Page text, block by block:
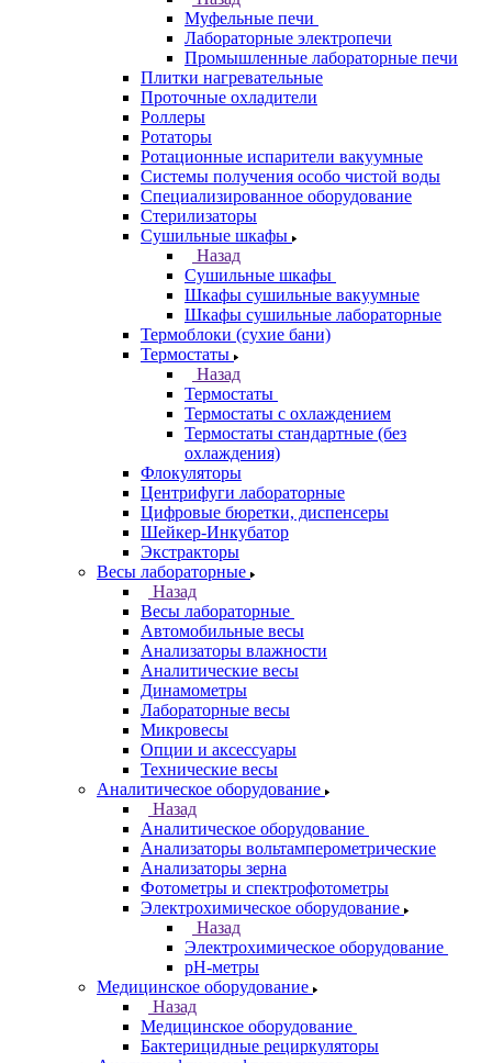
Муфельные печи
Лабораторные электропечи
Промышленные лабораторные печи
Плитки нагревательные
Проточные охладители
Роллеры
Ротаторы
Ротационные испарители вакуумные
Системы получения особо чистой воды
Специализированное оборудование
Стерилизаторы
Сушильные шкафы
Назад
Сушильные шкафы
Шкафы сушильные вакуумные
Шкафы сушильные лабораторные
Термоблоки (сухие бани)
Термостаты
Назад
Термостаты
Термостаты с охлаждением
Термостаты стандартные (без
охлаждения)
Флокуляторы
Центрифуги лабораторные
Цифровые бюретки, диспенсеры
Шейкер-Инкубатор
Экстракторы
Весы лабораторные
Назад
Весы лабораторные
Автомобильные весы
Анализаторы влажности
Аналитические весы
Динамометры
Лабораторные весы
Микровесы
Опции и аксессуары
Технические весы
Аналитическое оборудование
Назад
Аналитическое оборудование
Анализаторы вольтамперометрические
Анализаторы зерна
Фотометры и спектрофотометры
Электрохимическое оборудование
Назад
Электрохимическое оборудование
pH-метры
Медицинское оборудование
Назад
Медицинское оборудование
Бактерицидные рециркуляторы